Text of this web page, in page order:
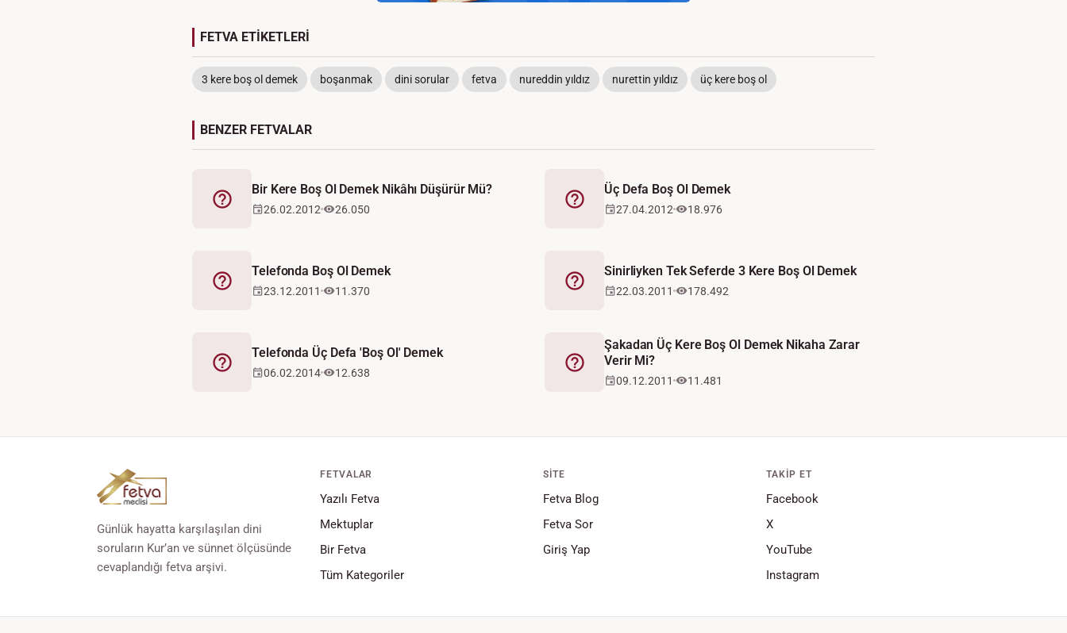
FETVA ETİKETLERİ
3 kere boş ol demek boşanmak dini sorular fetva nureddin yıldız nurettin yıldız üç kere boş ol
BENZER FETVALAR
Fetva
Bir Kere Boş Ol Demek Nikâhı Düşürür Mü?
26.02.2012 26.050 Fetva
Üç Defa Boş Ol Demek
27.04.2012 18.976
Fetva
Telefonda Boş Ol Demek
23.12.2011 11.370 Fetva
Sinirliyken Tek Seferde 3 Kere Boş Ol Demek
22.03.2011 178.492
Fetva
Telefonda Üç Defa 'Boş Ol' Demek
06.02.2014 12.638 Fetva
Şakadan Üç Kere Boş Ol Demek Nikaha Zarar
Verir Mi?
09.12.2011 11.481
Günlük hayatta karşılaşılan dini
soruların Kur’an ve sünnet ölçüsünde
cevaplandığı fetva arşivi.
FETVALAR
Yazılı Fetva
Mektuplar
Bir Fetva
Tüm Kategoriler
SITE
Fetva Blog
Fetva Sor
Giriş Yap
TAKIP ET
Facebook
X
YouTube
Instagram